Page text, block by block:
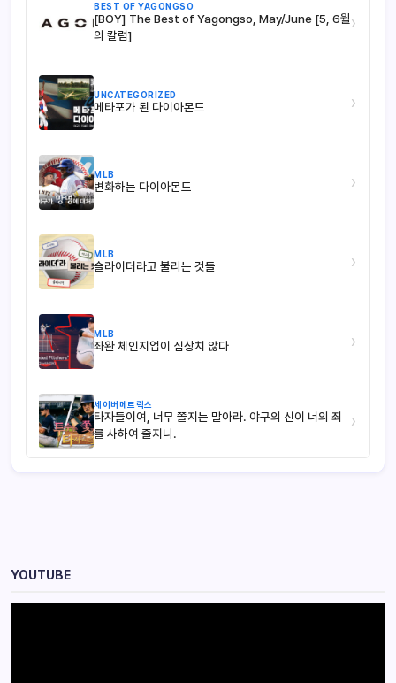
BEST OF YAGONGSO
[BOY] The Best of Yagongso, May/June [5, 6월
의 칼럼]
›
UNCATEGORIZED
메타포가 된 다이아몬드 ›
MLB
변화하는 다이아몬드 ›
MLB
슬라이더라고 불리는 것들 ›
MLB
좌완 체인지업이 심상치 않다 ›
세이버메트릭스
타자들이여, 너무 쫄지는 말아라. 야구의 신이 너의 죄
를 사하여 줄지니.
›
YOUTUBE